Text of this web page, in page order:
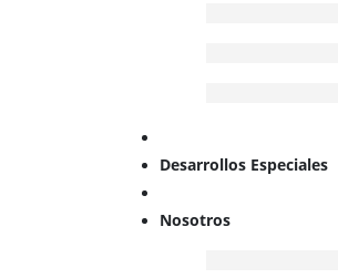
Desarrollos Especiales
Nosotros